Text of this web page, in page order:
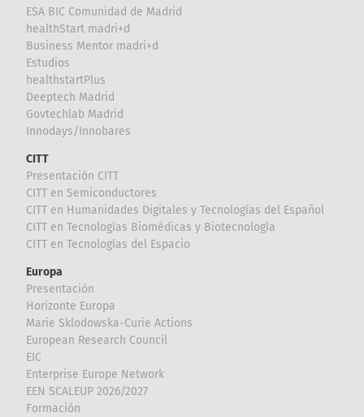
ESA BIC Comunidad de Madrid
healthStart madri+d
Business Mentor madri+d
Estudios
healthstartPlus
Deeptech Madrid
Govtechlab Madrid
Innodays/Innobares
CITT
Presentación CITT
CITT en Semiconductores
CITT en Humanidades Digitales y Tecnologías del Español
CITT en Tecnologías Biomédicas y Biotecnología
CITT en Tecnologías del Espacio
Europa
Presentación
Horizonte Europa
Marie Sklodowska-Curie Actions
European Research Council
EIC
Enterprise Europe Network
EEN SCALEUP 2026/2027
Formación